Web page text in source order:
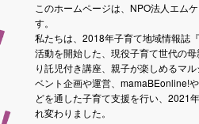
このホームページは、NPO法人エム
す。
私たちは、2018年子育て地域情報誌
活動を開始した、現役子育て世代の
り託児付き講座、親子が楽しめるマ
ベント企画や運営、mamaBEonline!
どを通した子育て支援を行い、2021
れ変わりました。